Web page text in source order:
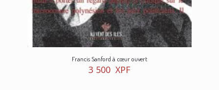
Francis Sanford à cœur ouvert
3 500 XPF